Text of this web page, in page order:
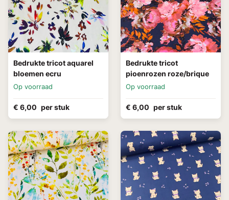
Bedrukte tricot aquarel
bloemen ecru
Op voorraad
€ 6,00 per stuk
Bedrukte tricot
pioenrozen roze/brique
Op voorraad
€ 6,00 per stuk